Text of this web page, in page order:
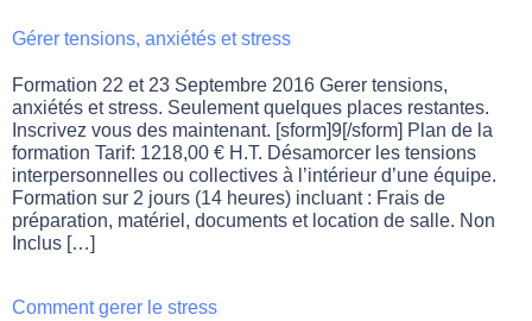
Gérer tensions, anxiétés et stress
Formation 22 et 23 Septembre 2016 Gerer tensions,
anxiétés et stress. Seulement quelques places restantes.
Inscrivez vous des maintenant. [sform]9[/sform] Plan de la
formation Tarif: 1218,00 € H.T. Désamorcer les tensions
interpersonnelles ou collectives à l’intérieur d’une équipe.
Formation sur 2 jours (14 heures) incluant : Frais de
préparation, matériel, documents et location de salle. Non
Inclus […]
Comment gerer le stress